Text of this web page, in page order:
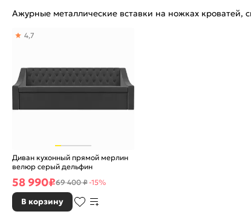
Ажурные металлические вставки на ножках кроватей,
Диван кухонный прямой мерлин
велюр серый дельфин
4,7
58 990₽69 400 ₽-15%
В корзину